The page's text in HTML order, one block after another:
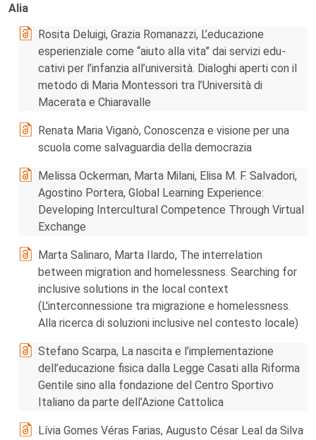
Alia
Rosita Deluigi, Grazia Romanazzi, L’educazione
esperienziale come “aiuto alla vita” dai servizi edu-
cativi per l’infanzia all’università. Dialoghi aperti con il
metodo di Maria Montessori tra l’Università di
Macerata e Chiaravalle
Renata Maria Viganò, Conoscenza e visione per una
scuola come salvaguardia della democrazia
Melissa Ockerman, Marta Milani, Elisa M. F. Salvadori,
Agostino Portera, Global Learning Experience:
Developing Intercultural Competence Through Virtual
Exchange
Marta Salinaro, Marta Ilardo, The interrelation
between migration and homelessness. Searching for
inclusive solutions in the local context
(L'interconnessione tra migrazione e homelessness.
Alla ricerca di soluzioni inclusive nel contesto locale)
Stefano Scarpa, La nascita e l’implementazione
dell’educazione fisica dalla Legge Casati alla Riforma
Gentile sino alla fondazione del Centro Sportivo
Italiano da parte dell’Azione Cattolica
Lívia Gomes Véras Farias, Augusto César Leal da Silva